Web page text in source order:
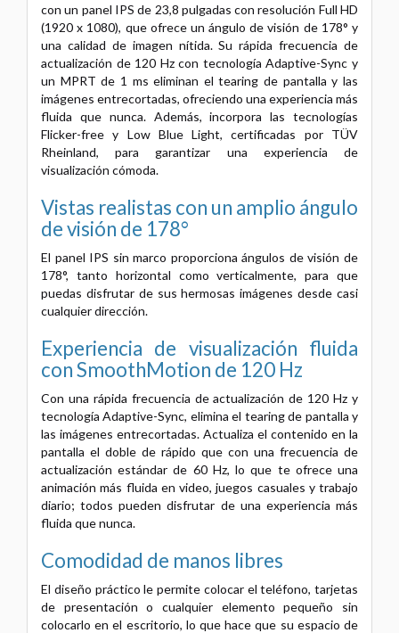
con un panel IPS de 23,8 pulgadas con resolución Full HD
(1920 x 1080), que ofrece un ángulo de visión de 178° y
una calidad de imagen nítida. Su rápida frecuencia de
actualización de 120 Hz con tecnología Adaptive-Sync y
un MPRT de 1 ms eliminan el tearing de pantalla y las
imágenes entrecortadas, ofreciendo una experiencia más
fluida que nunca. Además, incorpora las tecnologías
Flicker-free y Low Blue Light, certificadas por TÜV
Rheinland, para garantizar una experiencia de
visualización cómoda.
Vistas realistas con un amplio ángulo
de visión de 178°
El panel IPS sin marco proporciona ángulos de visión de
178°, tanto horizontal como verticalmente, para que
puedas disfrutar de sus hermosas imágenes desde casi
cualquier dirección.
Experiencia de visualización fluida
con SmoothMotion de 120 Hz
Con una rápida frecuencia de actualización de 120 Hz y
tecnología Adaptive-Sync, elimina el tearing de pantalla y
las imágenes entrecortadas. Actualiza el contenido en la
pantalla el doble de rápido que con una frecuencia de
actualización estándar de 60 Hz, lo que te ofrece una
animación más fluida en video, juegos casuales y trabajo
diario; todos pueden disfrutar de una experiencia más
fluida que nunca.
Comodidad de manos libres
El diseño práctico le permite colocar el teléfono, tarjetas
de presentación o cualquier elemento pequeño sin
colocarlo en el escritorio, lo que hace que su espacio de